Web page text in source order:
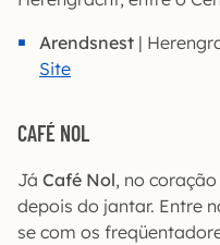
Arendsnest |
Site
CAFÉ NOL
Já Café Nol, no
depois do jantar. Entre
se com os